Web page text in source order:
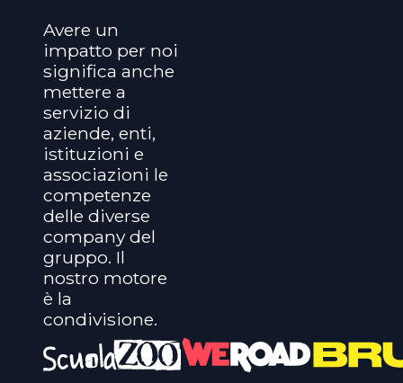
Avere un
impatto per noi
significa anche
mettere a
servizio di
aziende, enti,
istituzioni e
associazioni le
competenze
delle diverse
company del
gruppo. Il
nostro motore
è la
condivisione.